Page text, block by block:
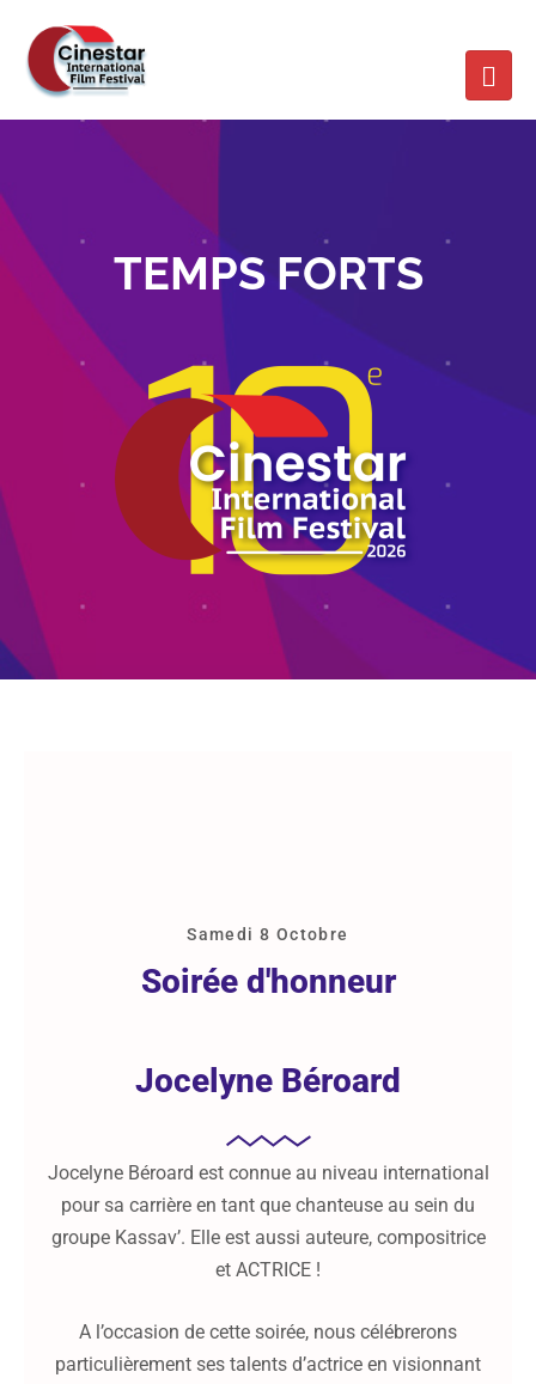
TEMPS FORTS
Samedi 8 Octobre
Soirée d'honneur
Jocelyne Béroard
Jocelyne Béroard est connue au niveau international
pour sa carrière en tant que chanteuse au sein du
groupe Kassav’. Elle est aussi auteure, compositrice
et ACTRICE !
A l’occasion de cette soirée, nous célébrerons
particulièrement ses talents d’actrice en visionnant